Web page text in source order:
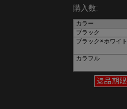
購入数:
カラー
ブラック
ブラック×ホワイト
カラフル